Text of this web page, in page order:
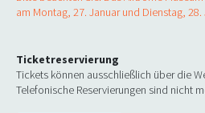
am Montag, 27. Januar und Dienstag,
Ticketreservierung
Tickets können ausschließlich über die
Telefonische Reservierungen sind nicht